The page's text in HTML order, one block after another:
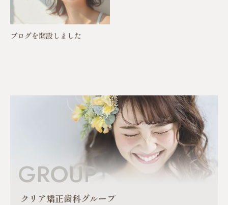
ブログを開設しました
GROUP
クリア矯正歯科グループ